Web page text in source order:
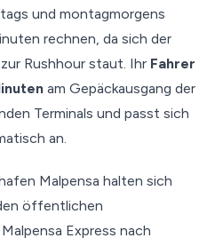
und montagmorgens
rechnen, da sich der
Rushhour staut. Ihr Fahrer
am Gepäckausgang der
Terminals und passt sich
an.
Malpensa halten sich
öffentlichen
Express nach